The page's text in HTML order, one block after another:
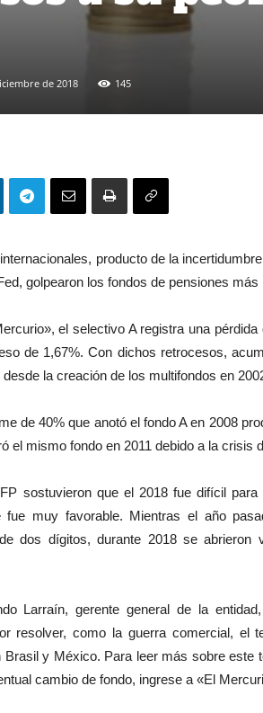
de 2018 145
producto de la
golpearon los fondos de pensiones
el selectivo A registra una
de 1,67%. Con dichos retrocesos,
la creación de los multifondos en
de 40% que anotó el fondo A en 2008
el mismo fondo en 2011 debido a la crisis
sostuvieron que el 2018 fue difícil
fue muy favorable. Mientras el año
dos dígitos, durante 2018 se abrieron
Larraín, gerente general de la
resolver, como la guerra comercial,
y México. Para leer más sobre este
cambio de fondo, ingrese a «El